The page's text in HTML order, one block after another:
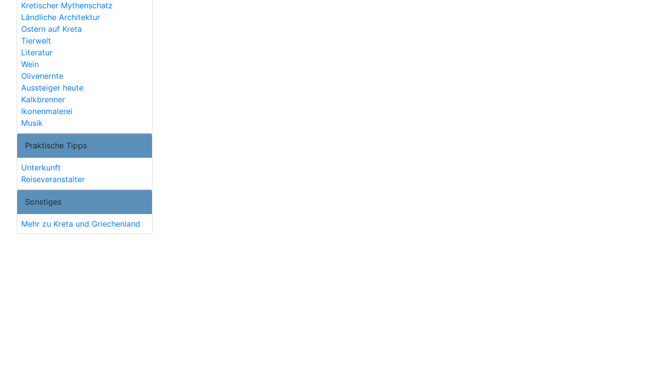
Kretischer Mythenschatz
Ländliche Architektur
Ostern auf Kreta
Tierwelt
Literatur
Wein
Olivenernte
Aussteiger heute
Kalkbrenner
Ikonenmalerei
Musik
Praktische Tipps
Unterkunft
Reiseveranstalter
Sonstiges
Mehr zu Kreta und Griechenland